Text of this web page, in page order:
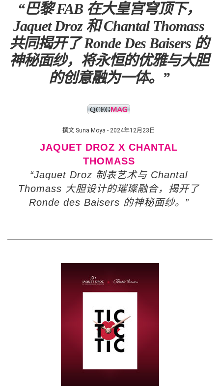
“巴黎 FAB 在大皇宫穹顶下，
Jaquet Droz 和 Chantal Thomass
共同揭开了 Ronde Des Baisers 的
神秘面纱，将永恒的优雅与大胆
的创意融为一体。”
撰文 Suna Moya - 2024年12月23日
JAQUET DROZ X CHANTAL
THOMASS
“Jaquet Droz 制表艺术与 Chantal
Thomass 大胆设计的璀璨融合，揭开了
Ronde des Baisers 的神秘面纱。”